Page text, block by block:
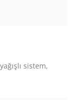
sistem,